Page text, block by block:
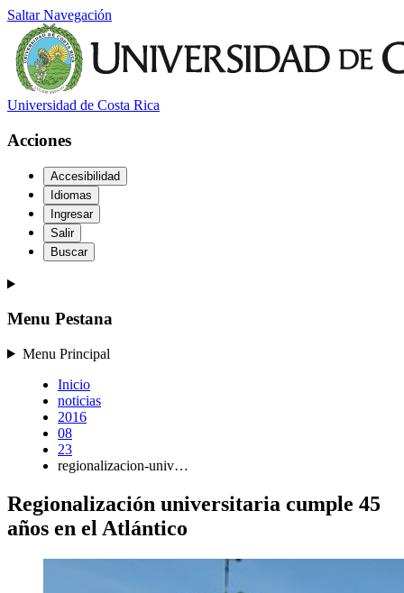
Saltar Navegación
Universidad de Costa Rica
Acciones
Accesibilidad
Idiomas
Ingresar
Salir
Buscar
Menu Pestana
Menu Principal
Inicio
noticias
2016
08
23
regionalizacion-univ…
Regionalización universitaria cumple 45
años en el Atlántico